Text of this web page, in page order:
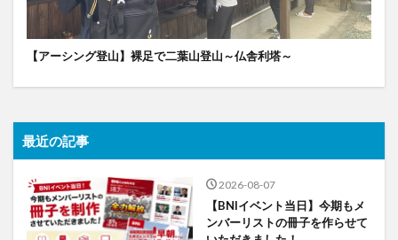
【アーシング登山】裸足で二葉山登山～仏舎利塔～
最近の記事
2026-08-07
【BNIイベント当日】今期もメ
ンバーリストの冊子を作らせて